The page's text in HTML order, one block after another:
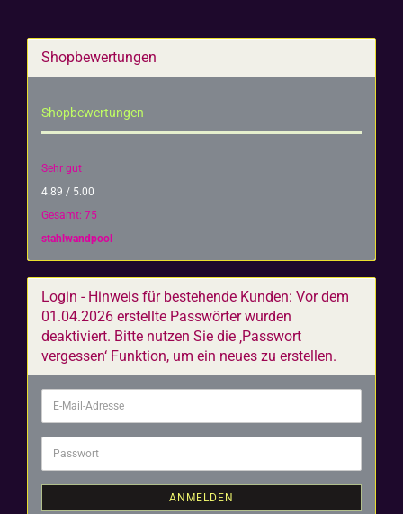
Shopbewertungen
Shopbewertungen
Sehr gut
4.89 / 5.00
Gesamt: 75
stahlwandpool
Login - Hinweis für bestehende Kunden: Vor dem
01.04.2026 erstellte Passwörter wurden
deaktiviert. Bitte nutzen Sie die ‚Passwort
vergessen‘ Funktion, um ein neues zu erstellen.
E-
Mail-
Adresse
Passwort
ANMELDEN